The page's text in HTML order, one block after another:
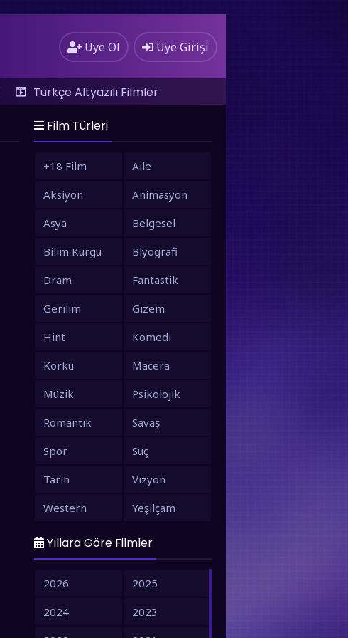
Üye Ol Üye Girişi
Türkçe Altyazılı Filmler
Film Türleri
+18 Film
Aile
Aksiyon
Animasyon
Asya
Belgesel
Bilim Kurgu
Biyografi
Dram
Fantastik
Gerilim
Gizem
Hint
Komedi
Korku
Macera
Müzik
Psikolojik
Romantik
Savaş
Spor
Suç
Tarih
Vizyon
Western
Yeşilçam
Yıllara Göre Filmler
2026
2025
2024
2023